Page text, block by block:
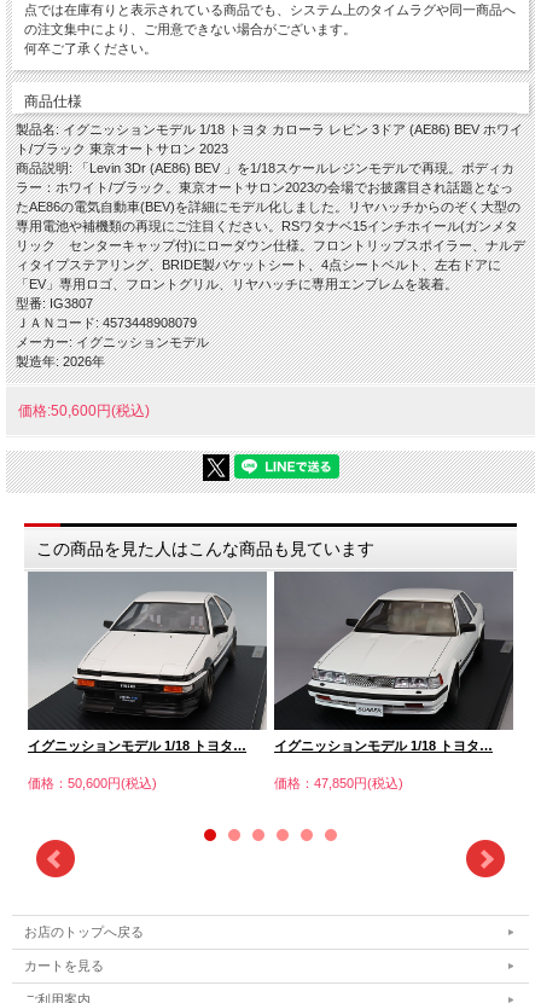
点では在庫有りと表示されている商品でも、システム上のタイムラグや同一商品へ
の注文集中により、ご用意できない場合がございます。
何卒ご了承ください。
商品仕様
製品名: イグニッションモデル 1/18 トヨタ カローラ レビン 3ドア (AE86) BEV ホワイ
ト/ブラック 東京オートサロン 2023
商品説明: 「Levin 3Dr (AE86) BEV 」を1/18スケールレジンモデルで再現。ボディカ
ラー：ホワイト/ブラック。東京オートサロン2023の会場でお披露目され話題となっ
たAE86の電気自動車(BEV)を詳細にモデル化しました。リヤハッチからのぞく大型の
専用電池や補機類の再現にご注目ください。RSワタナベ15インチホイール(ガンメタ
リック センターキャップ付)にローダウン仕様。フロントリップスポイラー、ナルデ
ィタイプステアリング、BRIDE製バケットシート、4点シートベルト、左右ドアに
「EV」専用ロゴ、フロントグリル、リヤハッチに専用エンブレムを装着。
型番: IG3807
ＪＡＮコード: 4573448908079
メーカー: イグニッションモデル
製造年: 2026年
価格:50,600円(税込)
この商品を見た人はこんな商品も見ています
イグニッションモデル 1/18 トヨタ…
価格：50,600円(税込)
イグニッションモデル 1/18 トヨタ…
価格：47,850円(税込)
お店のトップへ戻る
カートを見る
ご利用案内